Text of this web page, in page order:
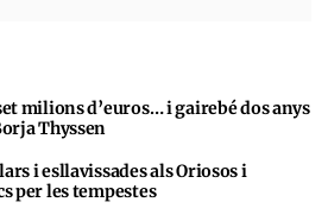
milions d’euros… i gairebé dos anys
Thyssen
i esllavissades als Oriosos i
per les tempestes